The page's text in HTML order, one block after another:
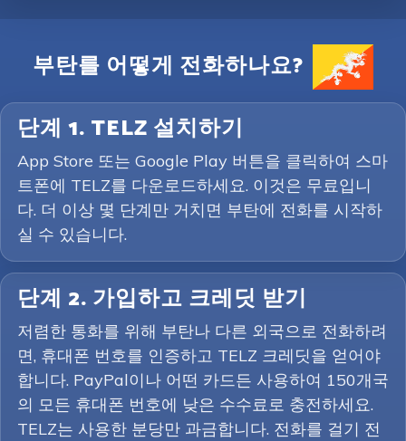
부탄를 어떻게 전화하나요?
단계 1. TELZ 설치하기
App Store 또는 Google Play 버튼을 클릭하여 스마
트폰에 TELZ를 다운로드하세요. 이것은 무료입니
다. 더 이상 몇 단계만 거치면 부탄에 전화를 시작하
실 수 있습니다.
단계 2. 가입하고 크레딧 받기
저렴한 통화를 위해 부탄나 다른 외국으로 전화하려
면, 휴대폰 번호를 인증하고 TELZ 크레딧을 얻어야
합니다. PayPal이나 어떤 카드든 사용하여 150개국
의 모든 휴대폰 번호에 낮은 수수료로 충전하세요.
TELZ는 사용한 분당만 과금합니다. 전화를 걸기 전